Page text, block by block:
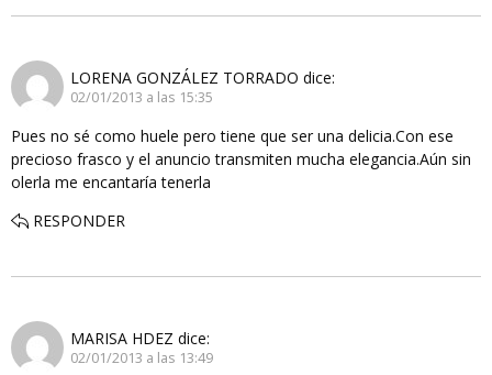
LORENA GONZÁLEZ TORRADO dice:
02/01/2013 a las 15:35
Pues no sé como huele pero tiene que ser una delicia.Con ese
precioso frasco y el anuncio transmiten mucha elegancia.Aún sin
olerla me encantaría tenerla
RESPONDER
MARISA HDEZ dice:
02/01/2013 a las 13:49